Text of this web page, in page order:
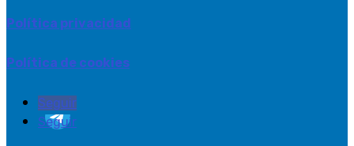
Política privacidad
Política de cookies
Seguir
Seguir